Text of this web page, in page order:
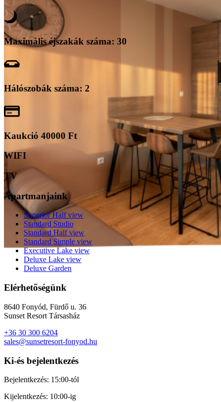
Maximális éjszakák száma: 30
Hálószobák száma: 2
Kaukció 40000 Ft
WIFI
TV
Apartmanjaink
Superior Half view
Standard Studio
Standard Half view
Standard Simple view
Executive Lake view
Deluxe Lake view
Deluxe Garden
Elérhetőségünk
8640 Fonyód, Fürdő u. 36
Sunset Resort Társasház
+36 30 300 6204
sales@sunsetresort-fonyod.hu
Ki-és bejelentkezés
Bejelentkezés: 15:00-tól
Kijelentkezés: 10:00-ig